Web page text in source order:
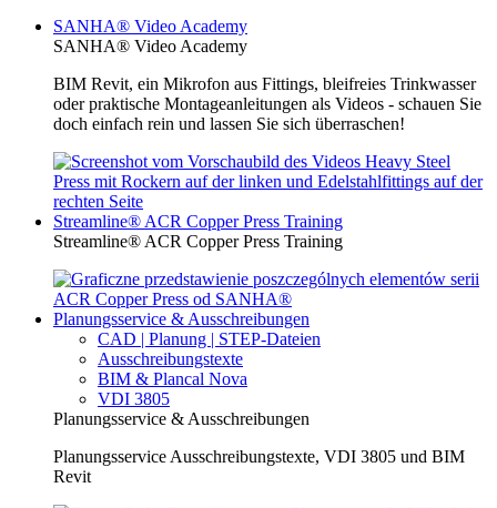
SANHA® Video Academy
SANHA® Video Academy
BIM Revit, ein Mikrofon aus Fittings, bleifreies Trinkwasser
oder praktische Montageanleitungen als Videos - schauen Sie
doch einfach rein und lassen Sie sich überraschen!
Streamline® ACR Copper Press Training
Streamline® ACR Copper Press Training
Planungsservice & Ausschreibungen
CAD | Planung | STEP-Dateien
Ausschreibungstexte
BIM & Plancal Nova
VDI 3805
Planungsservice & Ausschreibungen
Planungsservice Ausschreibungstexte, VDI 3805 und BIM
Revit